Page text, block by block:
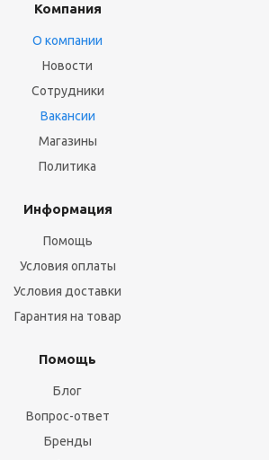
Компания
О компании
Новости
Сотрудники
Вакансии
Магазины
Политика
Информация
Помощь
Условия оплаты
Условия доставки
Гарантия на товар
Помощь
Блог
Вопрос-ответ
Бренды